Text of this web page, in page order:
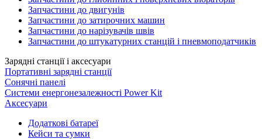
Запчастини до двигунів
Запчастини до затирочних машин
Запчастини до нарізувачів швів
Запчастини до штукатурних станцій і пневмоподатчиків
Зарядні станції і аксесуари
Портативні зарядні станції
Сонячні панелі
Системи енергонезалежності Power Kit
Аксесуари
Додаткові батареї
Кейси та сумки